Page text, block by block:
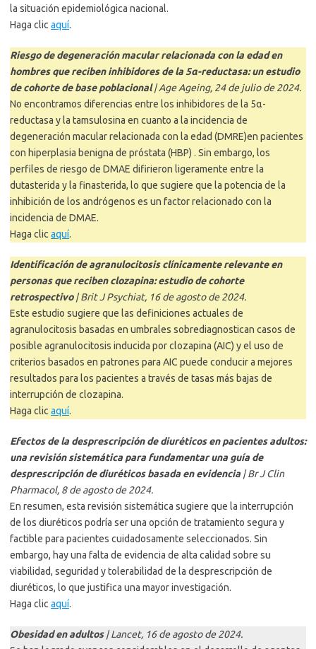
la situación epidemiológica nacional.
Haga clicaquí.
Riesgo de degeneración macular relacionada con la edad en
hombres que reciben inhibidores de la 5α-reductasa: un estudio
de cohorte de base poblacional| Age Ageing, 24 de julio de 2024.
No encontramos diferencias entre los inhibidores de la 5α-
reductasa y la tamsulosina en cuanto a la incidencia de
degeneración macular relacionada con la edad (DMRE)en pacientes
con hiperplasia benigna de próstata (HBP) . Sin embargo, los
perfiles de riesgo de DMAE difirieron ligeramente entre la
dutasterida y la finasterida, lo que sugiere que la potencia de la
inhibición de los andrógenos es un factor relacionado con la
incidencia de DMAE.
Haga clicaquí.
Identificación de agranulocitosis clínicamente relevante en
personas que reciben clozapina: estudio de cohorte
retrospectivo| Brit J Psychiat, 16 de agosto de 2024.
Este estudio sugiere que las definiciones actuales de
agranulocitosis basadas en umbrales sobrediagnostican casos de
posible agranulocitosis inducida por clozapina (AIC) y el uso de
criterios basados en patrones para AIC puede conducir a mejores
resultados para los pacientes a través de tasas más bajas de
interrupción de clozapina.
Haga clicaquí.
Efectos de la desprescripción de diuréticos en pacientes adultos:
una revisión sistemática para fundamentar una guía de
desprescripción de diuréticos basada en evidencia | Br J Clin
Pharmacol, 8 de agosto de 2024.
En resumen, esta revisión sistemática sugiere que la interrupción
de los diuréticos podría ser una opción de tratamiento segura y
factible para pacientes cuidadosamente seleccionados. Sin
embargo, hay una falta de evidencia de alta calidad sobre su
viabilidad, seguridad y tolerabilidad de la desprescripción de
diuréticos, lo que justifica una mayor investigación.
Haga clicaquí.
Obesidad en adultos| Lancet, 16 de agosto de 2024.